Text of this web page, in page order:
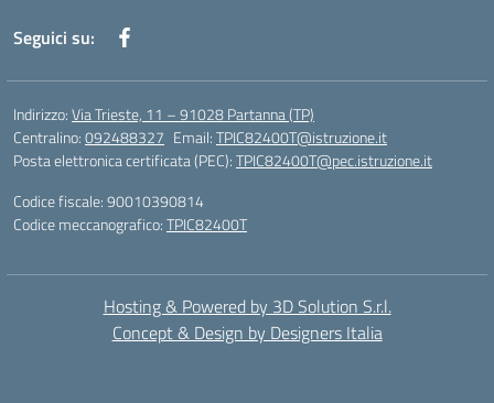
Seguici su:
Indirizzo:Via Trieste, 11 – 91028 Partanna (TP)
Centralino:092488327 Email:TPIC82400T@istruzione.it
Posta elettronica certificata (PEC):TPIC82400T@pec.istruzione.it
Codice fiscale: 90010390814
Codice meccanografico:TPIC82400T
Hosting & Powered by 3D Solution S.r.l.
Concept & Design by Designers Italia